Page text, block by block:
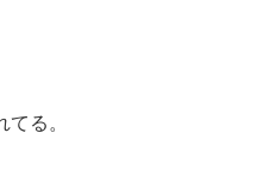
る。